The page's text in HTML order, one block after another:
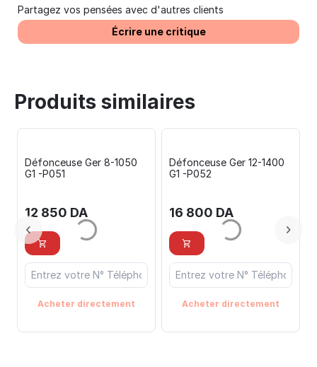
Partagez vos pensées avec d'autres clients
Écrire une critique
Produits similaires
Défonceuse Ger 8-1050
G1 -P051
12 850 DA
Acheter directement
Défonceuse Ger 12-1400
G1 -P052
16 800 DA
Acheter directement